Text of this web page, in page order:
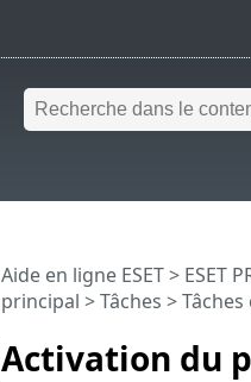
Activation du
Aide en ligne ESET> ESET
principal >Tâches >